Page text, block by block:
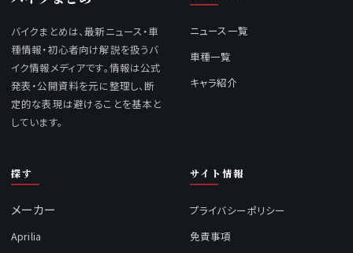
バイクまとめは、最新ニュース・車
種情報・初心者向け解説を扱うバ
イク情報メディアです。情報は公式
発表・公開資料を元に整理し、断
定的な表現は避けることを基本と
しています。
ニュース一覧
車種一覧
キャラ紹介
探す
メーカー
Aprilia
サイト情報
プライバシーポリシー
免責事項